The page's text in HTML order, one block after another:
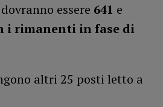
essere 641 e
i rimanenti in fase di
altri 25 posti letto a